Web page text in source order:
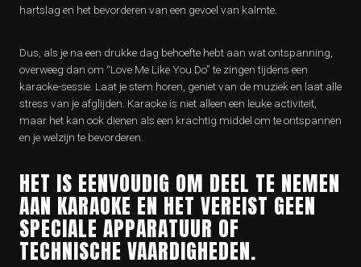
hartslag en het bevorderen van een gevoel van kalmte.
Dus, als je na een drukke dag behoefte hebt aan wat ontspanning,
overweeg dan om “Love Me Like You Do” te zingen tijdens een
karaoke-sessie. Laat je stem horen, geniet van de muziek en laat alle
stress van je afglijden. Karaoke is niet alleen een leuke activiteit,
maar het kan ook dienen als een krachtig middel om te ontspannen
en je welzijn te bevorderen.
HET IS EENVOUDIG OM DEEL TE NEMEN
AAN KARAOKE EN HET VEREIST GEEN
SPECIALE APPARATUUR OF
TECHNISCHE VAARDIGHEDEN.